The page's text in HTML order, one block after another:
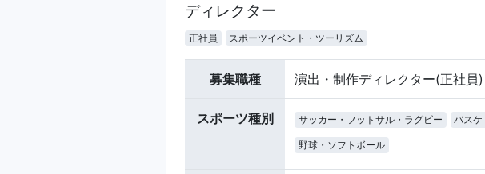
ディレクター
正社員 スポーツイベント・ツーリズム
募集職種 演出・制作ディレクター(正社員)
スポーツ種別 サッカー・フットサル・ラグビー バスケ
野球・ソフトボール